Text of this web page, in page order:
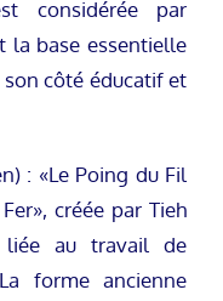
considérée par
la base essentielle
son côté éducatif et
: «Le Poing du Fil
créée par Tieh
liée au travail de
forme ancienne